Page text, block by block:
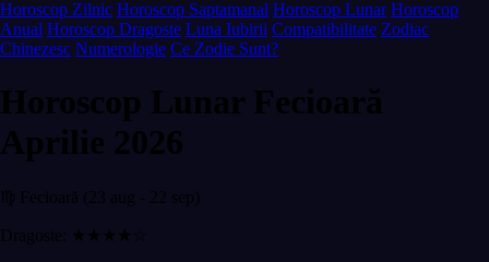
Horoscop Zilnic Horoscop Saptamanal Horoscop Lunar Horoscop
Anual Horoscop Dragoste Luna Iubirii Compatibilitate Zodiac
Chinezesc Numerologie Ce Zodie Sunt?
Horoscop Lunar Fecioară
Aprilie 2026
♍ Fecioară (23 aug - 22 sep)
Dragoste: ★★★★☆